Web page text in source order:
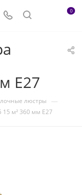
0
E27
люстры —
15 м² 360 мм E27